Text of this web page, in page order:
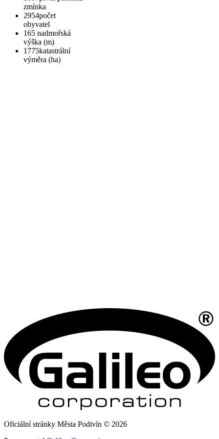
zmínka
2954počet
obyvatel
165 nadmořská
výška (m)
1775katastrální
výměra (ha)
Oficiální stránky Města Podivín © 2026